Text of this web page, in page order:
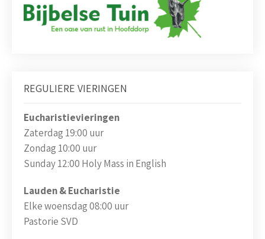
REGULIERE VIERINGEN
Eucharistievieringen
Zaterdag 19:00 uur
Zondag 10:00 uur
Sunday 12:00 Holy Mass in English
Lauden & Eucharistie
Elke woensdag 08:00 uur
Pastorie SVD